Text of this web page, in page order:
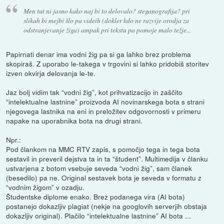
Men tut ni jasno kako naj bi to delovalo? steganografija? pri
slikah bi mejbi šlo pa videih (dokler kdo ne razvije orodja za
odstranjevanje žiga) ampak pri tekstu pa pomoje malo težje...
Papirnati denar ima vodni žig pa si ga lahko brez problema
skopiraš. Z uporabo le-takega v trgovini si lahko pridobiš storitev
izven okvirja delovanja le-te.
Jaz bolj vidim tak “vodni žig”, kot prihvatizacijo in zaščito
“intelektualne lastnine” proizvoda AI novinarskega bota s strani
njegovega lastnika na eni in preložitev odgovornosti v primeru
napake na uporabnika bota na drugi strani.
Npr.:
Pod člankom na MMC RTV zapis, s pomočjo tega in tega bota
sestavil in preveril dejstva ta in ta “študent”. Multimedija v članku
ustvarjena z botom vsebuje seveda “vodni žig”, sam članek
(besedilo) pa ne. Original sestavek bota je seveda v formatu z
“vodnim žigom” v ozadju.
Študentske diplome enako. Brez podanega vira (AI bota)
postanejo dokazljiv plagiat (nekje na googlovih serverjih obstaja
dokazljiv original). Plačilo “intelektualne lastnine” AI bota ...